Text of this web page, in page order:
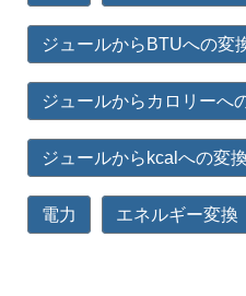
ジュールからBTUへの変
ジュールからカロリーへ
ジュールからkcalへの変換
電力 エネルギー変換